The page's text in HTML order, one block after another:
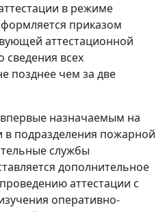
в режиме
приказом
аттестационной
сведения всех
позднее чем за две
назначаемым на
подразделения пожарной
службы
дополнительное
аттестации с
оперативно-